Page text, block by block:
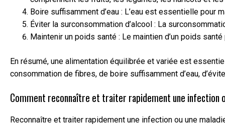
Boire suffisamment d’eau : L’eau est essentielle pour
Éviter la surconsommation d’alcool : La
Maintenir un poids santé : Le maintien d’un poids
En résumé, une alimentation équilibrée et variée est
consommation de fibres, de boire suffisamment d’eau,
Comment reconnaître et traiter rapidement une infection
Reconnaître et traiter rapidement une infection ou une